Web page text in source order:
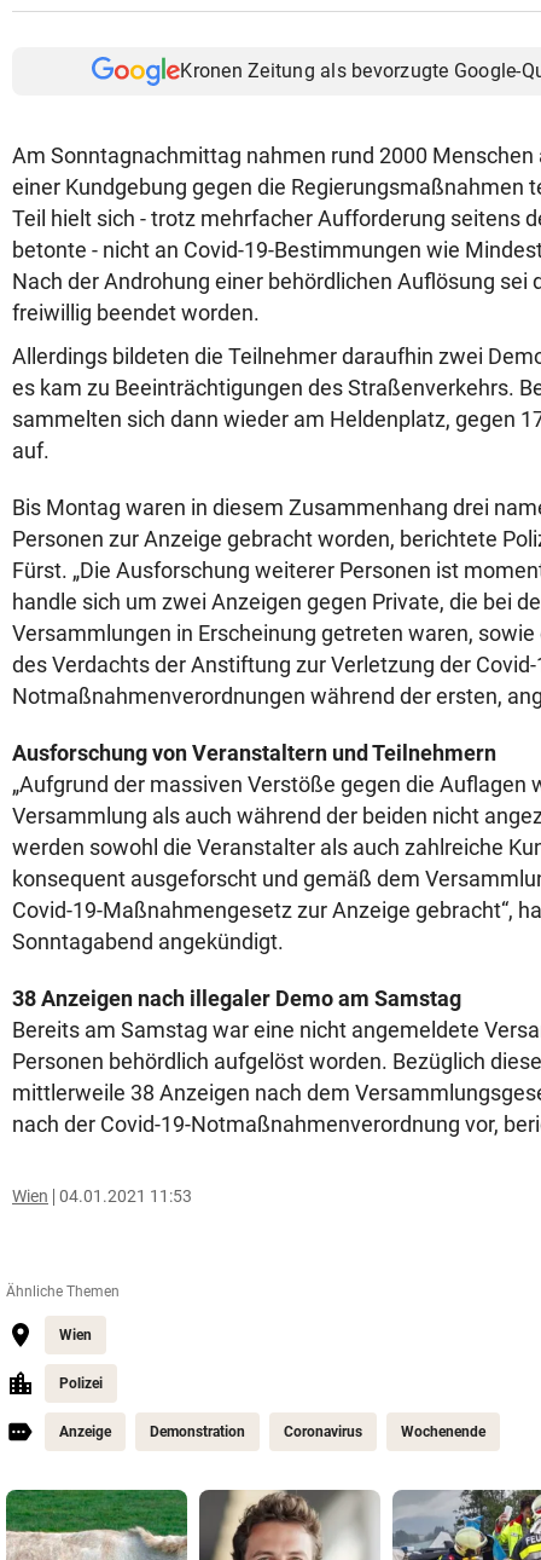
Kronen Zeitung als bevorzugte Google-
Am Sonntagnachmittag nahmen rund 2000 Menschen
einer Kundgebung gegen die Regierungsmaßnahmen
Teil hielt sich - trotz mehrfacher Aufforderung seitens
betonte - nicht an Covid-19-Bestimmungen wie
Nach der Androhung einer behördlichen Auflösung sei
freiwillig beendet worden.
Allerdings bildeten die Teilnehmer daraufhin zwei
es kam zu Beeinträchtigungen des Straßenverkehrs.
sammelten sich dann wieder am Heldenplatz, gegen
auf.
Bis Montag waren in diesem Zusammenhang drei
Personen zur Anzeige gebracht worden, berichtete
Fürst. „Die Ausforschung weiterer Personen ist
handle sich um zwei Anzeigen gegen Private, die bei
Versammlungen in Erscheinung getreten waren,
des Verdachts der Anstiftung zur Verletzung der Covid-
Notmaßnahmenverordnungen während der ersten,
Ausforschung von Veranstaltern und Teilnehmern
„Aufgrund der massiven Verstöße gegen die Auflagen
Versammlung als auch während der beiden nicht
werden sowohl die Veranstalter als auch zahlreiche
konsequent ausgeforscht und gemäß dem
Covid-19-Maßnahmengesetz zur Anzeige gebracht“,
Sonntagabend angekündigt.
38 Anzeigen nach illegaler Demo am Samstag
Bereits am Samstag war eine nicht angemeldete
Personen behördlich aufgelöst worden. Bezüglich
mittlerweile 38 Anzeigen nach dem
nach der Covid-19-Notmaßnahmenverordnung vor,
Wien 04.01.2021 11:53
Ähnliche Themen
Wien
Polizei
Anzeige Demonstration Coronavirus Wochenende